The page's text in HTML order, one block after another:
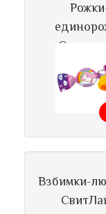
Взбимки-